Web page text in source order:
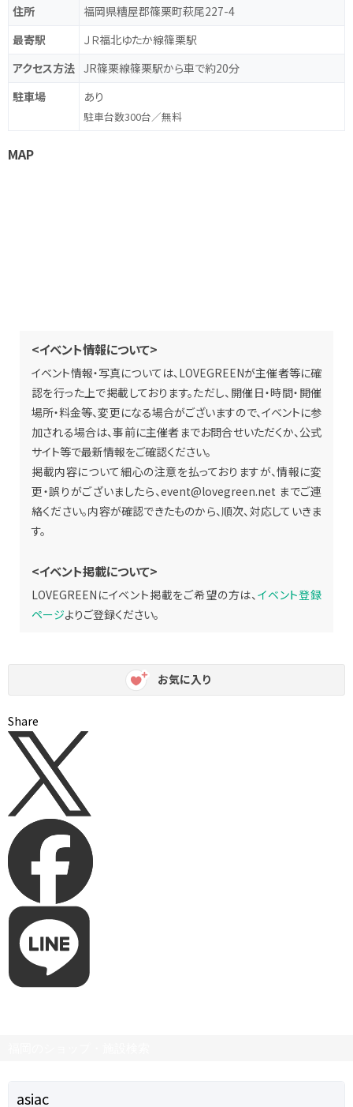
住所
福岡県糟屋郡篠栗町萩尾227-4
最寄駅
ＪＲ福北ゆたか線篠栗駅
アクセス方法 JR篠栗線篠栗駅から車で約20分
駐車場
あり
駐車台数300台／無料
MAP
<イベント情報について>
イベント情報・写真については、LOVEGREENが主催者等に確
認を行った上で掲載しております。ただし、開催日・時間・開催
場所・料金等、変更になる場合がございますので、イベントに参
加される場合は、事前に主催者までお問合せいただくか、公式
サイト等で最新情報をご確認ください。
掲載内容について細心の注意を払っておりますが、情報に変
更・誤りがございましたら、event@lovegreen.net までご連
絡ください。内容が確認できたものから、順次、対応していきま
す。
<イベント掲載について>
LOVEGREENにイベント掲載をご希望の方は、 イベント登録
ページよりご登録ください。
お気に入り
Share
asiac